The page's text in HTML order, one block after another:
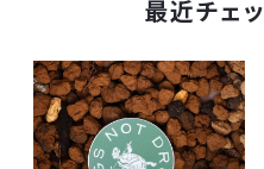
最近チェ